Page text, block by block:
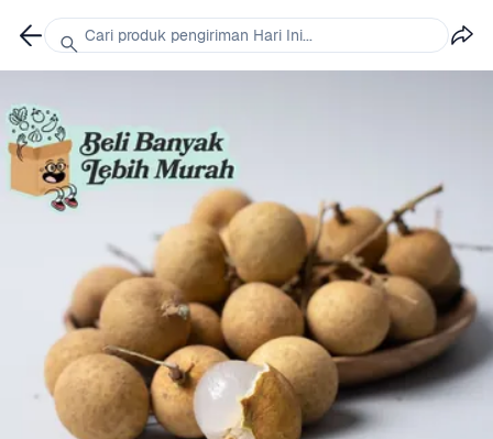
Cari produk pengiriman Hari Ini...